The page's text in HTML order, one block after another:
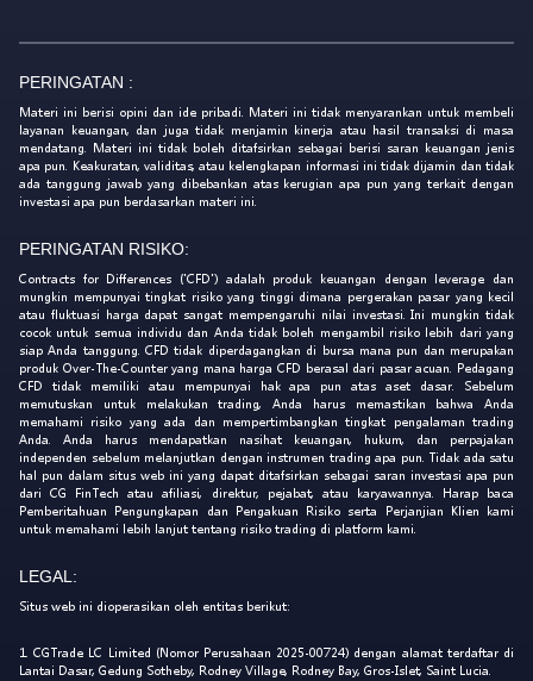
PERINGATAN :
Materi ini berisi opini dan ide pribadi. Materi ini tidak menyarankan untuk membeli
layanan keuangan, dan juga tidak menjamin kinerja atau hasil transaksi di masa
mendatang. Materi ini tidak boleh ditafsirkan sebagai berisi saran keuangan jenis
apa pun. Keakuratan, validitas, atau kelengkapan informasi ini tidak dijamin dan tidak
ada tanggung jawab yang dibebankan atas kerugian apa pun yang terkait dengan
investasi apa pun berdasarkan materi ini.
PERINGATAN RISIKO:
Contracts for Differences ('CFD') adalah produk keuangan dengan leverage dan
mungkin mempunyai tingkat risiko yang tinggi dimana pergerakan pasar yang kecil
atau fluktuasi harga dapat sangat mempengaruhi nilai investasi. Ini mungkin tidak
cocok untuk semua individu dan Anda tidak boleh mengambil risiko lebih dari yang
siap Anda tanggung. CFD tidak diperdagangkan di bursa mana pun dan merupakan
produk Over-The-Counter yang mana harga CFD berasal dari pasar acuan. Pedagang
CFD tidak memiliki atau mempunyai hak apa pun atas aset dasar. Sebelum
memutuskan untuk melakukan trading, Anda harus memastikan bahwa Anda
memahami risiko yang ada dan mempertimbangkan tingkat pengalaman trading
Anda. Anda harus mendapatkan nasihat keuangan, hukum, dan perpajakan
independen sebelum melanjutkan dengan instrumen trading apa pun. Tidak ada satu
hal pun dalam situs web ini yang dapat ditafsirkan sebagai saran investasi apa pun
dari CG FinTech atau afiliasi, direktur, pejabat, atau karyawannya. Harap baca
Pemberitahuan Pengungkapan dan Pengakuan Risiko serta Perjanjian Klien kami
untuk memahami lebih lanjut tentang risiko trading di platform kami.
LEGAL:
Situs web ini dioperasikan oleh entitas berikut:
1. CGTrade LC Limited (Nomor Perusahaan 2025-00724) dengan alamat terdaftar di
Lantai Dasar, Gedung Sotheby, Rodney Village, Rodney Bay, Gros-Islet, Saint Lucia.